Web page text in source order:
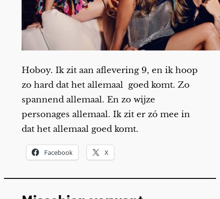
Hoboy. Ik zit aan aflevering 9, en ik hoop
zo hard dat het allemaal goed komt. Zo
spannend allemaal. En zo wijze
personages allemaal. Ik zit er zó mee in
dat het allemaal goed komt.
Facebook X